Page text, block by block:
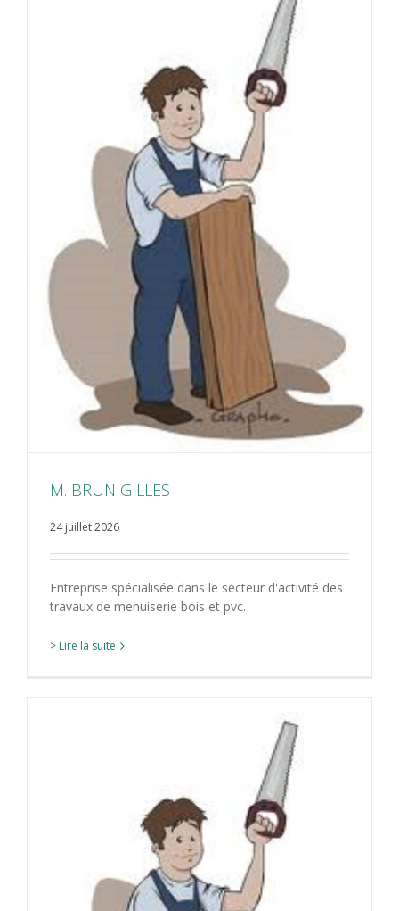
M. BRUN GILLES
24 juillet 2026
Entreprise spécialisée dans le secteur d'activité des
travaux de menuiserie bois et pvc.
> Lire la suite